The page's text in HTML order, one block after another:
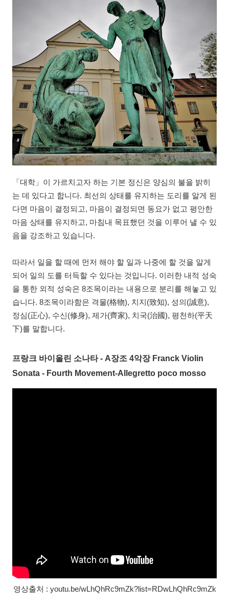
「대학」이 가르치고자 하는 기본 정신은 양심의 불을 밝히
는 데 있다고 합니다. 최선의 상태를 유지하는 도리를 알게 된
다면 마음이 결정되고, 마음이 결정되면 동요가 없고 평안한
마음 상태를 유지하고, 마침내 목표했던 것을 이루어 낼 수 있
음을 강조하고 있습니다.
따라서 일을 할 때에 먼저 해야 할 일과 나중에 할 것을 알게
되어 일의 도를 터득할 수 있다는 것입니다. 이러한 내적 성숙
을 통한 외적 성숙은 8조목이라는 내용으로 분리를 해놓고 있
습니다. 8조목이라함은 격물(格物), 치지(致知), 성의(誠意),
정심(正心), 수신(修身), 제가(齊家), 치국(治國), 평천하(平天
下)를 말합니다.
프랑크 바이올린 소나타 - A장조 4악장 Franck Violin
Sonata - Fourth Movement-Allegretto poco mosso
영상출처 : youtu.be/wLhQhRc9mZk?list=RDwLhQhRc9mZk